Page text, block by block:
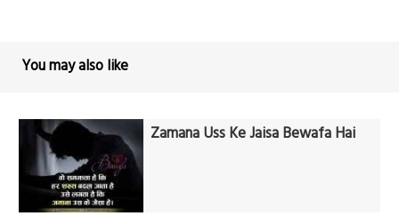
You may also like
Zamana Uss Ke Jaisa Bewafa Hai